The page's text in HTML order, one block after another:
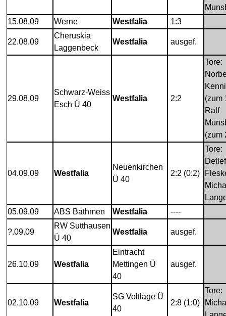
15.08.09
Werne Westfalia 1:3
22.08.09
Cheruskia
Laggenbeck
Westfalia ausgef.
29.08.09
Schwarz-Weiss
Esch Ü 40
Westfalia 2:2
Tore:
(zum
Ralf
(zum
04.09.09 Westfalia
Neuenkirchen
Ü 40
2:2 (0:2)
Tore:
Detlef
05.09.09
ABS Bathmen Westfalia ----
?.09.09
RW Sutthausen
Ü 40
Westfalia ausgef.
26.10.09 Westfalia
Eintracht
Mettingen Ü
40
ausgef.
02.10.09 Westfalia
SG Voltlage Ü
40
2:8 (1:0)
Tore: